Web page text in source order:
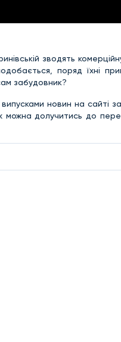
зводять
поряд їхні
забудовник?
новин на сайті
можна долучитись до